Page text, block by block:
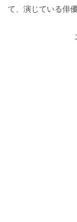
て、演じている俳